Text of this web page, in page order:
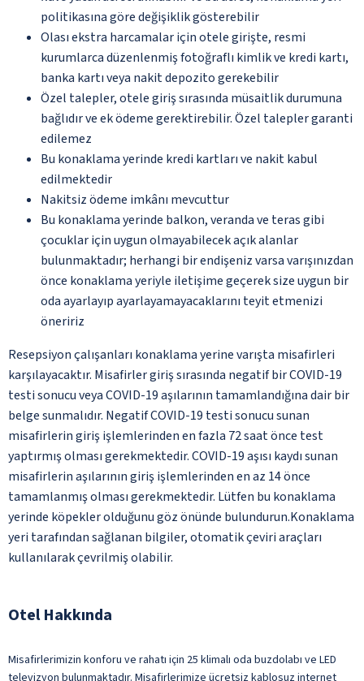
politikasına göre değişiklik gösterebilir
Olası ekstra harcamalar için otele girişte, resmi
kurumlarca düzenlenmiş fotoğraflı kimlik ve kredi kartı,
banka kartı veya nakit depozito gerekebilir
Özel talepler, otele giriş sırasında müsaitlik durumuna
bağlıdır ve ek ödeme gerektirebilir. Özel talepler garanti
edilemez
Bu konaklama yerinde kredi kartları ve nakit kabul
edilmektedir
Nakitsiz ödeme imkânı mevcuttur
Bu konaklama yerinde balkon, veranda ve teras gibi
çocuklar için uygun olmayabilecek açık alanlar
bulunmaktadır; herhangi bir endişeniz varsa varışınızdan
önce konaklama yeriyle iletişime geçerek size uygun bir
oda ayarlayıp ayarlayamayacaklarını teyit etmenizi
öneririz
Resepsiyon çalışanları konaklama yerine varışta misafirleri
karşılayacaktır. Misafirler giriş sırasında negatif bir COVID-19
testi sonucu veya COVID-19 aşılarının tamamlandığına dair bir
belge sunmalıdır. Negatif COVID-19 testi sonucu sunan
misafirlerin giriş işlemlerinden en fazla 72 saat önce test
yaptırmış olması gerekmektedir. COVID-19 aşısı kaydı sunan
misafirlerin aşılarının giriş işlemlerinden en az 14 önce
tamamlanmış olması gerekmektedir. Lütfen bu konaklama
yerinde köpekler olduğunu göz önünde bulundurun.Konaklama
yeri tarafından sağlanan bilgiler, otomatik çeviri araçları
kullanılarak çevrilmiş olabilir.
Otel Hakkında
Misafirlerimizin konforu ve rahatı için 25 klimalı oda buzdolabı ve LED
televizyon bulunmaktadır. Misafirlerimize ücretsiz kablosuz internet